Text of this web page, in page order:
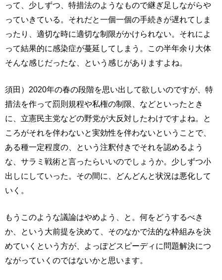
って、少しずつ、特措法のようなもので継ぎ足しながらや
っていきている。それだと一個一個の手続きが遅れてしま
ったり、適切な時に適切な制限がかけられない。それによ
って結果的に感染症が蔓延してしまう。この半年余り大体
そんな感じだったな、という感じがありますよね。
須田）2020年の春の段階を思い出して欲しいのですが、特
措法を作って罰則規程や私権の制限、などといったとき
に、立憲民主党などの野党が大反対したわけですよね。と
ころがそれを伴わないと実効性を伴わないということで、
ある種一定程度の、という注釈付きでそれを認めるよう
な、サラミ戦術と言ったらいいのでしょうか。少しずつ小
出しにしていった。その間に、どんどんと状況は悪化して
いく。
もうこのような議論はやめよう、と。何をどうするべき
か、という大前提を決めて、そのなかで法的な枠組みを決
めていくという方が、よっぽどスピーディに問題解決につ
ながっていくのではないかと思います。